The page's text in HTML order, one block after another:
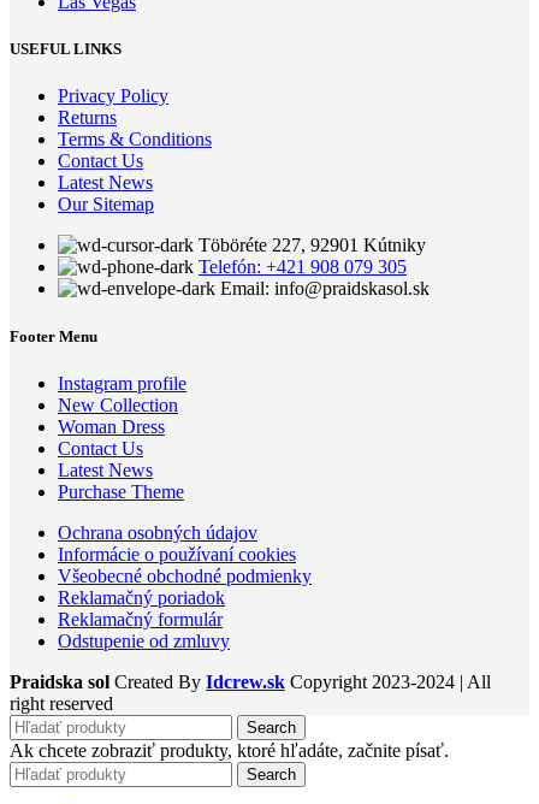
USEFUL LINKS
Privacy Policy
Returns
Terms & Conditions
Contact Us
Latest News
Our Sitemap
Töböréte 227, 92901 Kútniky
Telefón: +421 908 079 305
Email: info@praidskasol.sk
Footer Menu
Instagram profile
New Collection
Woman Dress
Contact Us
Latest News
Purchase Theme
Ochrana osobných údajov
Informácie o používaní cookies
Všeobecné obchodné podmienky
Reklamačný poriadok
Reklamačný formulár
Odstupenie od zmluvy
Praidska sol Created By Idcrew.sk Copyright 2023-2024 | All
right reserved
Search
Ak chcete zobraziť produkty, ktoré hľadáte, začnite písať.
Search